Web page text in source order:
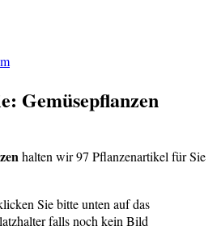
Gemüsepflanzen
halten wir 97 Pflanzenartikel für Sie
Sie bitte unten auf das
falls noch kein Bild